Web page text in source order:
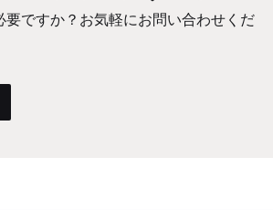
要ですか？お気軽にお問い合わせくだ